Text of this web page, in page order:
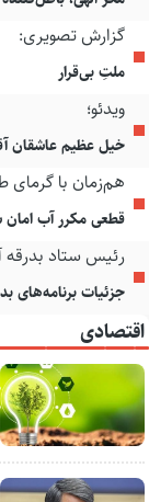
گزارش تصویری:
ملتِ بی‌قرار
ویدئو؛
خیل عظیم عاشقان
هم‌زمان با گرمای
قطعی مکرر آب امان
رئیس ستاد
جزئیات برنامه‌های
اقتصادی